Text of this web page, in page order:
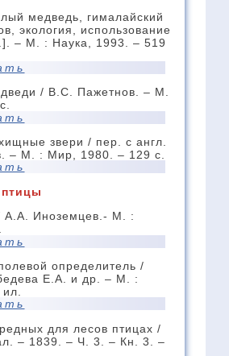
медведь, гималайский
экология, использование
– М. : Наука, 1993. – 519
/ В.С. Пажетнов. – М.
звери / пер. с англ.
– М. : Мир, 1980. – 129 с.
А.А. Иноземцев.- М. :
определитель /
Е.А. и др. – М. :
для лесов птицах /
– 1839. – Ч. 3. – Кн. 3. –